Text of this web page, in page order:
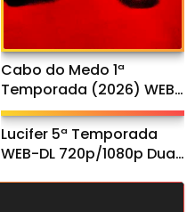
Cabo do Medo 1ª
Temporada (2026) WEB-
DL 1080p Dual Áudio
Lucifer 5ª Temporada
WEB-DL 720p/1080p Dual